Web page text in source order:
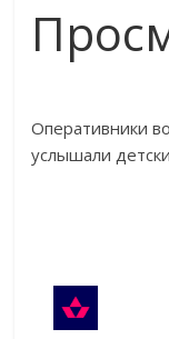
Оперативники
услышали